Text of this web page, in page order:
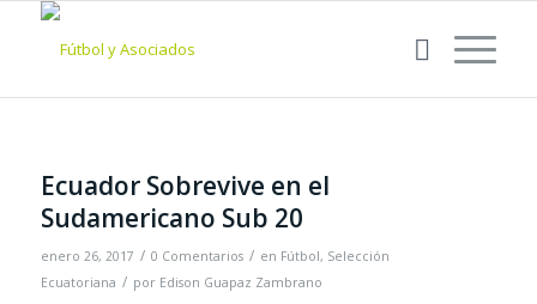
Ecuador Sobrevive en el
Sudamericano Sub 20
enero 26, 2017 / 0 Comentarios / en Fútbol, Selección
Ecuatoriana / por Edison Guapaz Zambrano